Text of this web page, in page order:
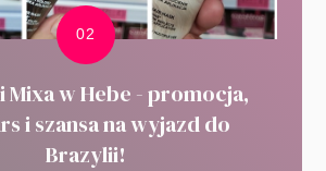
Mixa w Hebe - promocja,
i szansa na wyjazd do
Brazylii!